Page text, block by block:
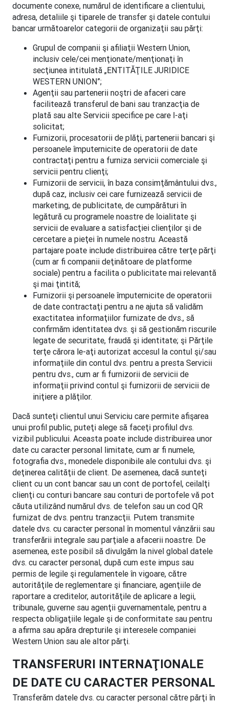
documente conexe, numărul de identificare a clientului,
adresa, detaliile şi tiparele de transfer şi datele contului
bancar următoarelor categorii de organizaţii sau părţi:
Grupul de companii şi afiliaţii Western Union,
inclusiv cele/cei menţionate/menţionaţi în
secţiunea intitulată „ENTITĂŢILE JURIDICE
WESTERN UNION”;
Agenţii sau partenerii noştri de afaceri care
facilitează transferul de bani sau tranzacţia de
plată sau alte Servicii specifice pe care l-aţi
solicitat;
Furnizorii, procesatorii de plăţi, partenerii bancari şi
persoanele împuternicite de operatorii de date
contractaţi pentru a furniza servicii comerciale şi
servicii pentru clienţi;
Furnizorii de servicii, în baza consimţământului dvs.,
după caz, inclusiv cei care furnizează servicii de
marketing, de publicitate, de cumpărături în
legătură cu programele noastre de loialitate şi
servicii de evaluare a satisfacţiei clienţilor şi de
cercetare a pieţei în numele nostru. Această
partajare poate include distribuirea către terţe părţi
(cum ar fi companii deţinătoare de platforme
sociale) pentru a facilita o publicitate mai relevantă
şi mai ţintită;
Furnizorii şi persoanele împuternicite de operatorii
de date contractaţi pentru a ne ajuta să validăm
exactitatea informaţiilor furnizate de dvs., să
confirmăm identitatea dvs. şi să gestionăm riscurile
legate de securitate, fraudă şi identitate; şi Părţile
terţe cărora le-aţi autorizat accesul la contul şi/sau
informaţiile din contul dvs. pentru a presta Servicii
pentru dvs., cum ar fi furnizorii de servicii de
informaţii privind contul şi furnizorii de servicii de
iniţiere a plăţilor.
Dacă sunteţi clientul unui Serviciu care permite afişarea
unui profil public, puteţi alege să faceţi profilul dvs.
vizibil publicului. Aceasta poate include distribuirea unor
date cu caracter personal limitate, cum ar fi numele,
fotografia dvs., monedele disponibile ale contului dvs. şi
deţinerea calităţii de client. De asemenea, dacă sunteţi
client cu un cont bancar sau un cont de portofel, ceilalţi
clienţi cu conturi bancare sau conturi de portofele vă pot
căuta utilizând numărul dvs. de telefon sau un cod QR
furnizat de dvs. pentru tranzacţii. Putem transmite
datele dvs. cu caracter personal în momentul vânzării sau
transferării integrale sau parţiale a afacerii noastre. De
asemenea, este posibil să divulgăm la nivel global datele
dvs. cu caracter personal, după cum este impus sau
permis de legile şi regulamentele în vigoare, către
autorităţile de reglementare şi financiare, agenţiile de
raportare a creditelor, autorităţile de aplicare a legii,
tribunale, guverne sau agenţii guvernamentale, pentru a
respecta obligaţiile legale şi de conformitate sau pentru
a afirma sau apăra drepturile şi interesele companiei
Western Union sau ale altor părţi.
TRANSFERURI INTERNAŢIONALE
DE DATE CU CARACTER PERSONAL
Transferăm datele dvs. cu caracter personal către părţi în